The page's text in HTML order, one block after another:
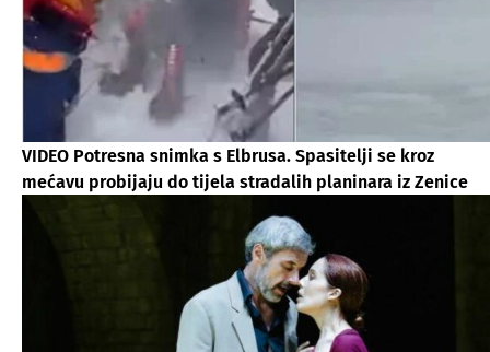
VIDEO Potresna snimka s Elbrusa. Spasitelji se kroz
mećavu probijaju do tijela stradalih planinara iz Zenice